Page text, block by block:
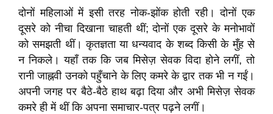
दोनों महिलाओं में इसी तरह नोक-झोंक होती रही। दोनों एक
दूसरे को नीचा दिखाना चाहती थीं; दोनों एक दूसरे के मनोभावों
को समझती थीं। कृतज्ञता या धन्यवाद के शब्द किसी के मुँह से
न निकले। यहाँ तक कि जब मिसेज़ सेवक विदा होने लगीं, तो
रानी जाह्नवी उनको पहुँचाने के लिए कमरे के द्वार तक भी न गईं।
अपनी जगह पर बैठे-बैठे हाथ बढ़ा दिया और अभी मिसेज़ सेवक
कमरे ही में थीं कि अपना समाचार-पत्र पढ़ने लगीं।